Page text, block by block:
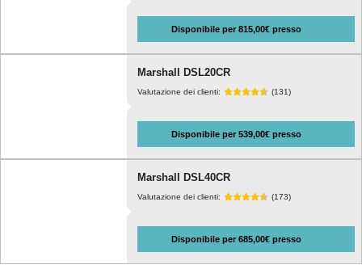
Disponibile per 815,00€ presso
Marshall DSL20CR
Valutazione dei clienti: (131)
Disponibile per 539,00€ presso
Marshall DSL40CR
Valutazione dei clienti: (173)
Disponibile per 685,00€ presso